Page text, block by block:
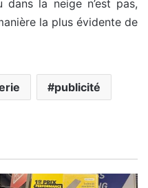
la neige n’est pas,
la plus évidente de
publicité